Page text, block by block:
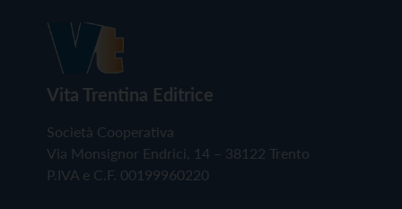
Vita Trentina Editrice
Società Cooperativa
Via Monsignor Endrici, 14 – 38122 Trento
P.IVA e C.F. 00199960220